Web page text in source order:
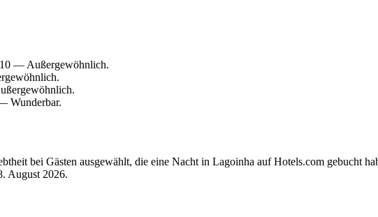
— Außergewöhnlich.
Wunderbar.
bei Gästen ausgewählt, die eine Nacht in Lagoinha auf Hotels.com gebucht
August 2026.